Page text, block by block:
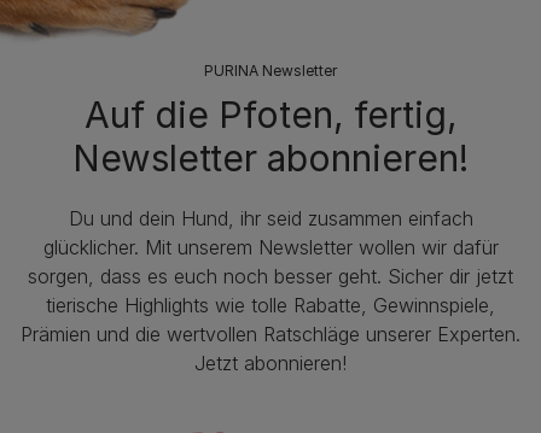
PURINA Newsletter
Auf die Pfoten, fertig,
Newsletter abonnieren!
Du und dein Hund, ihr seid zusammen einfach
glücklicher. Mit unserem Newsletter wollen wir dafür
sorgen, dass es euch noch besser geht. Sicher dir jetzt
tierische Highlights wie tolle Rabatte, Gewinnspiele,
Prämien und die wertvollen Ratschläge unserer Experten.
Jetzt abonnieren!